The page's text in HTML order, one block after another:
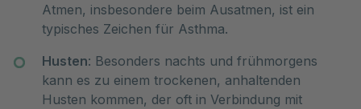
Atmen, insbesondere beim Ausatmen, ist ein
typisches Zeichen für Asthma.
Husten: Besonders nachts und frühmorgens
kann es zu einem trockenen, anhaltenden
Husten kommen, der oft in Verbindung mit